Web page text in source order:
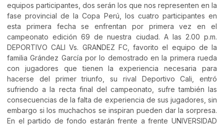
equipos participantes, dos serán los que nos representen en la
fase provincial de la Copa Perú, los cuatro participantes en
esta primera fecha se enfrentan por primera vez en el
campeonato edición 69 de nuestra ciudad. A las 2.00 p.m.
DEPORTIVO CALI Vs. GRANDEZ FC, favorito el equipo de la
familia Grández García por lo demostrado en la primera rueda
con jugadores que tienen la experiencia necesaria para
hacerse del primer triunfo, su rival Deportivo Cali, entró
sufriendo a la recta final del campeonato, sufre también las
consecuencias de la falta de experiencia de sus jugadores, sin
embargo si los muchachos se inspiran pueden dar la sorpresa.
En el partido de fondo estarán frente a frente UNIVERSIDAD